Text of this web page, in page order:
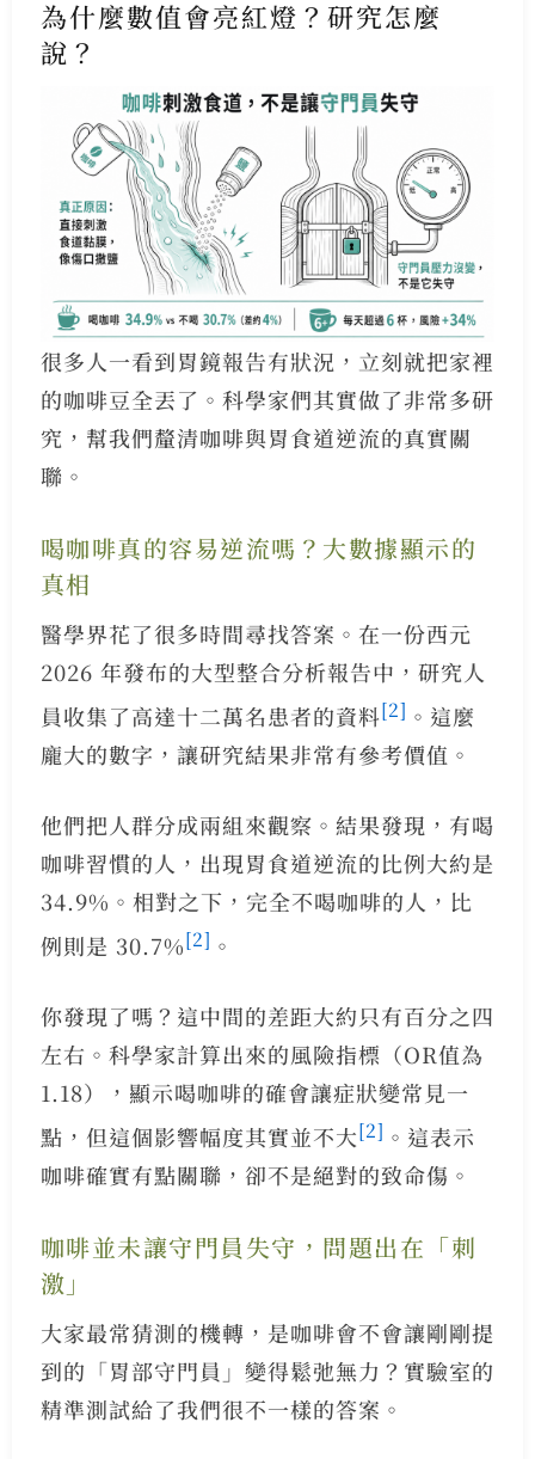
為什麼數值會亮紅燈？研究怎麼
說？
很多人一看到胃鏡報告有狀況，立刻就把家裡
的咖啡豆全丟了。科學家們其實做了非常多研
究，幫我們釐清咖啡與胃食道逆流的真實關
聯。
喝咖啡真的容易逆流嗎？大數據顯示的
真相
醫學界花了很多時間尋找答案。在一份西元
2026 年發布的大型整合分析報告中，研究人
員收集了高達十二萬名患者的資料[2] 。這麼
龐大的數字，讓研究結果非常有參考價值。
他們把人群分成兩組來觀察。結果發現，有喝
咖啡習慣的人，出現胃食道逆流的比例大約是
34.9%。相對之下，完全不喝咖啡的人，比
例則是 30.7%[2] 。
你發現了嗎？這中間的差距大約只有百分之四
左右。科學家計算出來的風險指標（OR值為
1.18），顯示喝咖啡的確會讓症狀變常見一
點，但這個影響幅度其實並不大[2] 。這表示
咖啡確實有點關聯，卻不是絕對的致命傷。
咖啡並未讓守門員失守，問題出在「刺
激」
大家最常猜測的機轉，是咖啡會不會讓剛剛提
到的「胃部守門員」變得鬆弛無力？實驗室的
精準測試給了我們很不一樣的答案。